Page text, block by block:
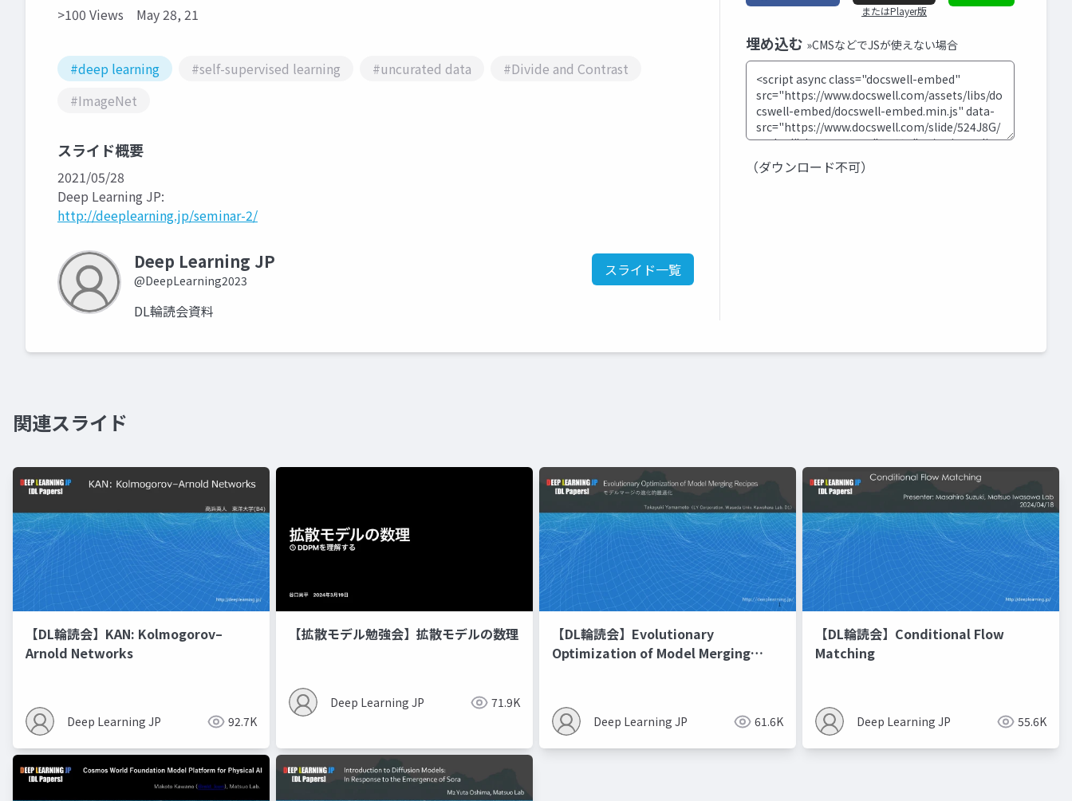
>100 Views May 28, 21
#deep learning #self-supervised learning #uncurated data
#Divide and Contrast
#ImageNet
スライド概要
2021/05/28
Deep Learning JP:
http://deeplearning.jp/seminar-2/
Deep Learning JP
@DeepLearning2023
スライド一覧
DL輪読会資料
またはPlayer版
埋め込む »CMSなどでJSが使えない場合
（ダウンロード不可）
関連スライド
【DL輪読会】KAN: Kolmogorov–
Arnold Networks
Deep Learning JP 92.7K
【拡散モデル勉強会】拡散モデルの数理
Deep Learning JP 71.9K
【DL輪読会】Evolutionary
Optimization of Model Merging
Deep Learning JP 61.6K
【DL輪読会】Conditional Flow
Matching
Deep Learning JP 55.6K